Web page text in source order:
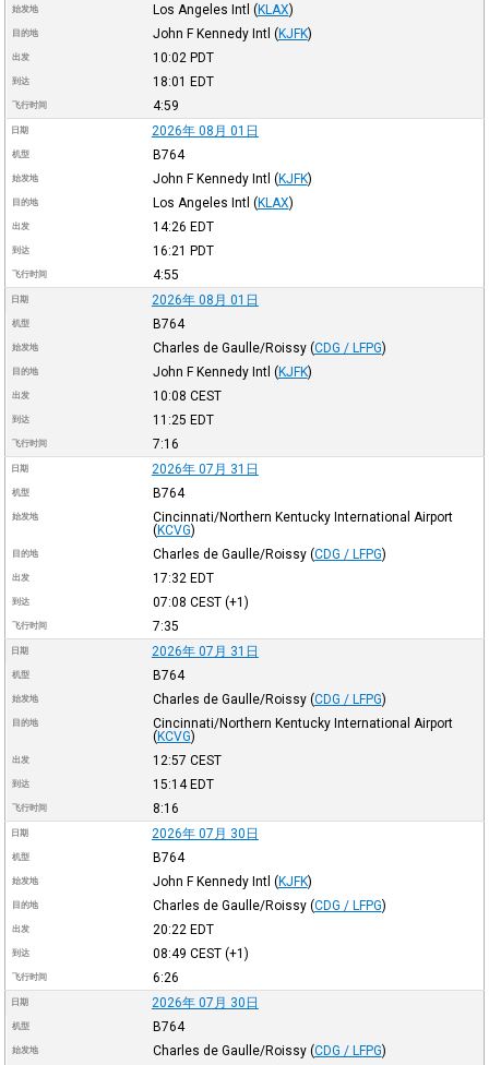
始发地 Los Angeles Intl (KLAX)
目的地 John F Kennedy Intl (KJFK)
出发 10:02 PDT
到达 18:01 EDT
飞行时间 4:59
日期 2026年 08月 01日
机型 B764
始发地 John F Kennedy Intl (KJFK)
目的地 Los Angeles Intl (KLAX)
出发 14:26 EDT
到达 16:21 PDT
飞行时间 4:55
日期 2026年 08月 01日
机型 B764
始发地 Charles de Gaulle/Roissy (CDG / LFPG)
目的地 John F Kennedy Intl (KJFK)
出发 10:08 CEST
到达 11:25 EDT
飞行时间 7:16
日期 2026年 07月 31日
机型 B764
始发地
Cincinnati/Northern Kentucky International Airport
(KCVG)
目的地 Charles de Gaulle/Roissy (CDG / LFPG)
出发 17:32 EDT
到达 07:08 CEST(+1)
飞行时间 7:35
日期 2026年 07月 31日
机型 B764
始发地 Charles de Gaulle/Roissy (CDG / LFPG)
目的地
Cincinnati/Northern Kentucky International Airport
(KCVG)
出发 12:57 CEST
到达 15:14EDT
飞行时间 8:16
日期 2026年 07月 30日
机型 B764
始发地 John F Kennedy Intl (KJFK)
目的地 Charles de Gaulle/Roissy (CDG / LFPG)
出发 20:22 EDT
到达 08:49 CEST(+1)
飞行时间 6:26
日期 2026年 07月 30日
机型 B764
始发地 Charles de Gaulle/Roissy (CDG / LFPG)